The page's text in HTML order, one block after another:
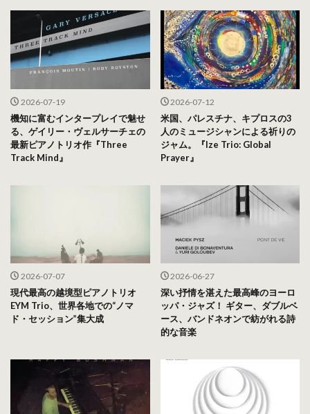
2026-07-19
機知に富むインタープレイで魅せ
る、ゲイリー・ヴェルサーチェの
最新ピアノトリオ作『Three
Track Mind』
2026-07-12
米国、パレスチナ、キプロスの3
人のミュージシャンによる祈りの
ジャム。『Ize Trio: Global
Prayer』
2026-07-07
現代最高の越境型ピアノトリオ
EYM Trio、世界各地での“ノマ
ド・セッション”集大成
2026-06-27
深い抒情を湛えた最高峰のヨーロ
ッパ・ジャズ！ ギター、ダブルベ
ース、バンドネオンで紡がれる詩
的な音楽